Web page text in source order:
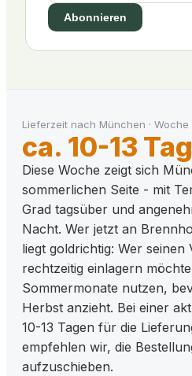
Abonnieren
Lieferzeit nach München · Woche
ca. 10-13
Diese Woche zeigt sich
sommerlichen Seite - mit
Grad tagsüber und
Nacht. Wer jetzt an
liegt goldrichtig: Wer
rechtzeitig einlagern
Sommermonate nutzen,
Herbst anzieht. Bei einer
10-13 Tagen für die
empfehlen wir, die
aufzuschieben.